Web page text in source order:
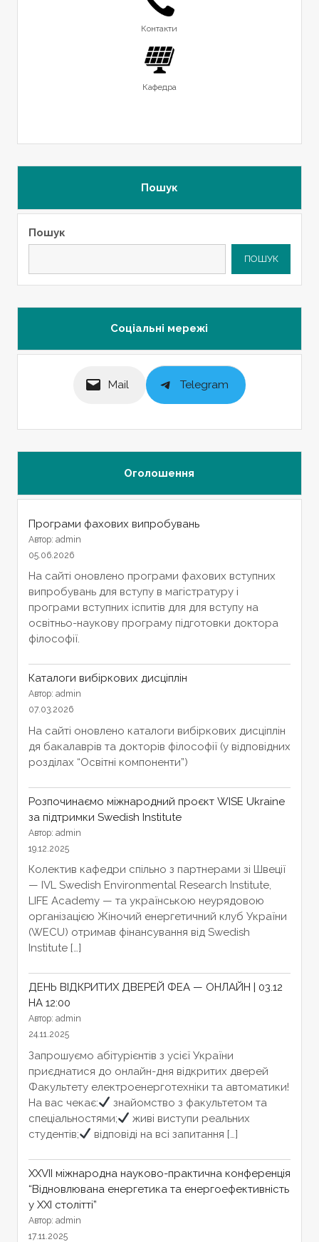
Контакти
Кафедра
Пошук
Пошук
ПОШУК
Соціальні мережі
Mail Telegram
Оголошення
Програми фахових випробувань
Автор: admin
05.06.2026
На сайті оновлено програми фахових вступних
випробувань для вступу в магістратуру і
програми вступних іспитів для для вступу на
освітньо-наукову програму підготовки доктора
філософії.
Каталоги вибіркових дисціплін
Автор: admin
07.03.2026
На сайті оновлено каталоги вибіркових дисціплін
дя бакалаврів та докторів філософії (у відповідних
розділах “Освітні компоненти”)
Розпочинаємо міжнародний проєкт WISE Ukraine
за підтримки Swedish Institute
Автор: admin
19.12.2025
Колектив кафедри спільно з партнерами зі Швеції
— IVL Swedish Environmental Research Institute,
LIFE Academy — та українською неурядовою
організацією Жіночий енергетичний клуб України
(WECU) отримав фінансування від Swedish
Institute […]
ДЕНЬ ВІДКРИТИХ ДВЕРЕЙ ФЕА — ОНЛАЙН | 03.12
НА 12:00
Автор: admin
24.11.2025
Запрошуємо абітурієнтів з усієї України
приєднатися до онлайн-дня відкритих дверей
Факультету електроенерготехніки та автоматики!
На вас чекає:
знайомство з факультетом та
спеціальностями;
живі виступи реальних
студентів;
відповіді на всі запитання […]
XXVІІ міжнародна науково-практична конференція
“Відновлювана енергетика та енергоефективність
у XXI столітті”
Автор: admin
17.11.2025